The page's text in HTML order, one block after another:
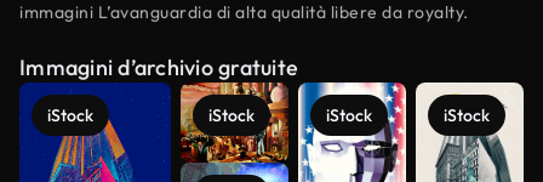
immagini L’avanguardia di alta qualità libere da royalty.
Immagini d’archivio gratuite
iStock iStock iStock iStock